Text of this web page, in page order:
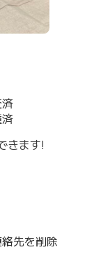
きます!
先を削除